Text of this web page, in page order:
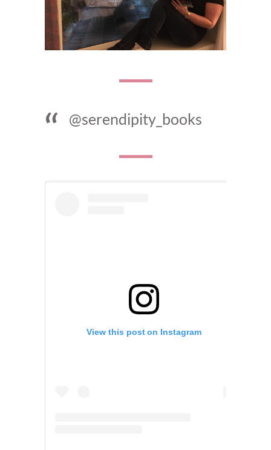
@serendipity_books
View this post on Instagram